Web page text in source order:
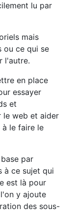
lu par
mais
ou ce qui se
l'autre.
en place
essayer
et
le web et aider
à le faire le
par
à ce sujet qui
est là pour
y ajoute
des sous-